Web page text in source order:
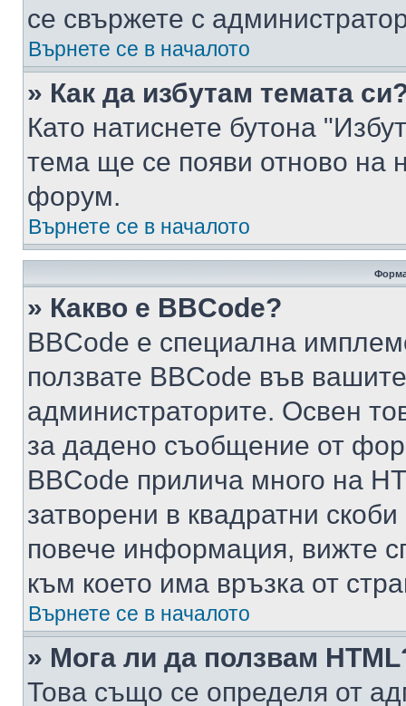
се свържете с
Върнете се в началото
» Как да избутам темата
Като натиснете бутона
тема ще се появи отново на
форум.
Върнете се в началото
» Какво е BBCode?
BBCode е специална
ползвате BBCode във
администраторите. Освен
за дадено съобщение от
BBCode прилича много на
затворени в квадратни
повече информация, вижте
към което има връзка от
Върнете се в началото
» Мога ли да ползвам
Това също се определя от